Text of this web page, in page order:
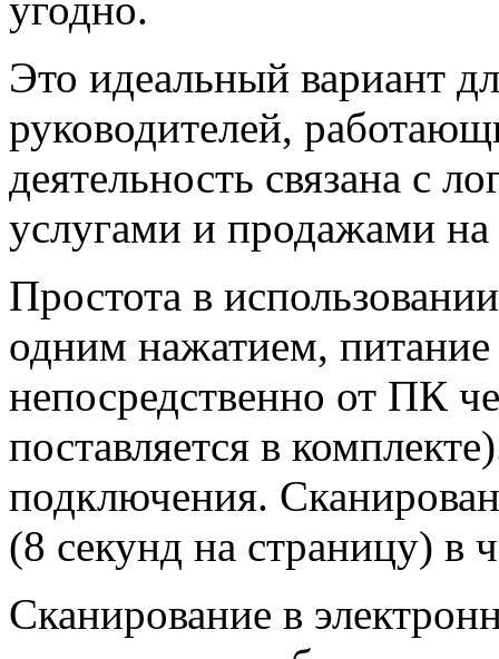
Это идеальный вариант
руководителей,
деятельность связана с
услугами и продажами
Простота в
одним нажатием, питание
непосредственно от ПК
поставляется в
подключения.
(8 секунд на страницу) в
Сканирование в